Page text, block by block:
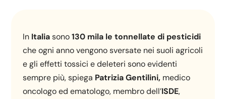
In Italiasono130 mila le tonnellate di pesticidi
che ogni anno vengono sversate nei suoli agricoli
e gli effetti tossici e deleteri sono evidenti
sempre più, spiega Patrizia Gentilini, medico
oncologo ed ematologo, membro dell’ISDE,